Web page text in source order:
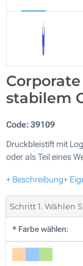
stabilem
Code:39109
Druckbleistift mit
oder als Teil eines
+ Beschreibung+
Schritt 1. Wählen
* Farbe wählen: